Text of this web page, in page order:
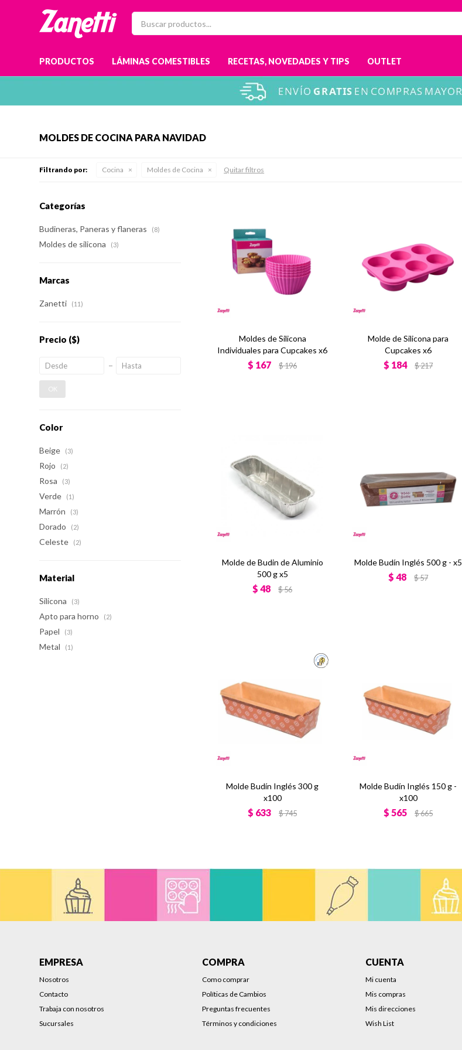
PRODUCTOS LÁMINAS COMESTIBLES RECETAS, NOVEDADES Y TIPS OUTLET
MOLDES DE COCINA PARA NAVIDAD
Filtrando por: Cocina Moldes de Cocina Quitar filtros
Moldes de Silicona
Individuales para Cupcakes x6
$ 167 $196
Molde de Silicona para
Cupcakes x6
$ 184 $217
Molde de Budin de Aluminio
500 g x5
$ 48 $56
Molde Budín Inglés 500 g - x5
$ 48 $57
Molde Budín Inglés 300 g
x100
$ 633 $745
Molde Budín Inglés 150 g -
x100
$ 565 $665
Categorías
Budineras, Paneras y flaneras (8)
Moldes de silicona (3)
Marcas
Zanetti (11)
Precio ($)
OK
Color
Beige (3)
Rojo (2)
Rosa (3)
Verde (1)
Marrón (3)
Dorado (2)
Celeste (2)
Material
Silicona (3)
Apto para horno (2)
Papel (3)
Metal (1)
EMPRESA
Nosotros
Contacto
Trabaja con nosotros
Sucursales
COMPRA
Como comprar
Políticas de Cambios
Preguntas frecuentes
Términos y condiciones
CUENTA
Mi cuenta
Mis compras
Mis direcciones
Wish List